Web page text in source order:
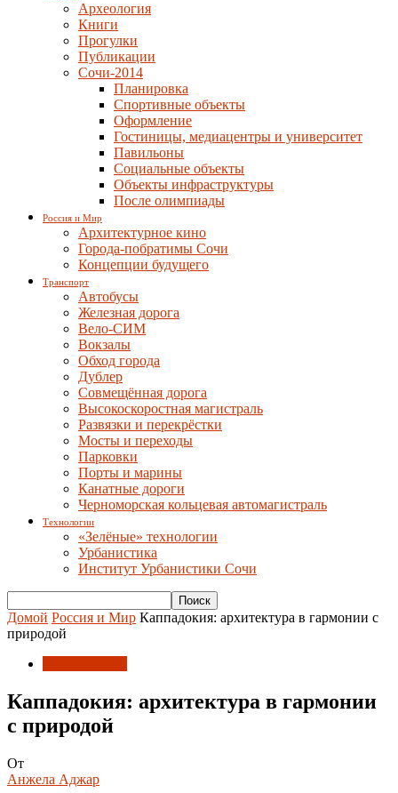
Археология
Книги
Прогулки
Публикации
Сочи-2014
Планировка
Спортивные объекты
Оформление
Гостиницы, медиацентры и университет
Павильоны
Социальные объекты
Объекты инфраструктуры
После олимпиады
Россия и Мир
Архитектурное кино
Города-побратимы Сочи
Концепции будущего
Транспорт
Автобусы
Железная дорога
Вело-СИМ
Вокзалы
Обход города
Дублер
Совмещённая дорога
Высокоскоростная магистраль
Развязки и перекрёстки
Мосты и переходы
Парковки
Порты и марины
Канатные дороги
Черноморская кольцевая автомагистраль
Технологии
«Зелёные» технологии
Урбанистика
Институт Урбанистики Сочи
Домой Россия и Мир Каппадокия: архитектура в гармонии с
природой
Каппадокия: архитектура в гармонии
с природой
От
Анжела Аджар